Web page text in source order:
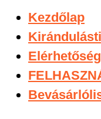
Kezdőlap